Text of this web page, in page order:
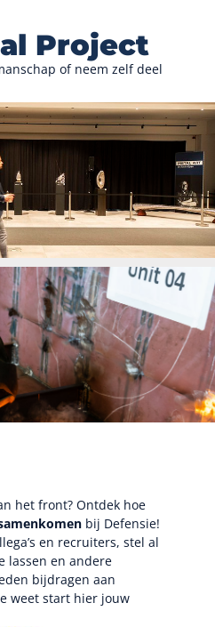
Project
of neem zelf deel
WEDSTRIJD
het front? Ontdek hoe
bij Defensie!
en recruiters, stel al
lassen en andere
bijdragen aan
weet start hier jouw